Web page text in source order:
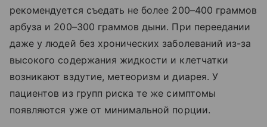
рекомендуется съедать не более 200–400 граммов
арбуза и 200–300 граммов дыни. При переедании
даже у людей без хронических заболеваний из-за
высокого содержания жидкости и клетчатки
возникают вздутие, метеоризм и диарея. У
пациентов из групп риска те же симптомы
появляются уже от минимальной порции.